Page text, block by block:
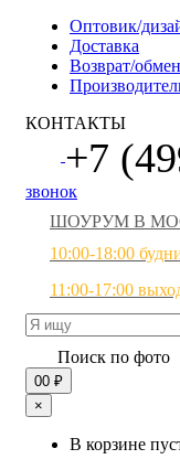
Оптовик/
Доставка
Возврат/обмен
КОНТАКТЫ
+7
звонок
ШОУРУМ В
10:00-18:00
11:00-17:00
Поиск по фото
00 ₽
×
В корзине